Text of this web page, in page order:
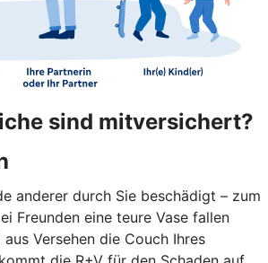
sind mitversichert?
anderer durch Sie beschädigt – zum
Freunden eine teure Vase fallen
Versehen die Couch Ihres